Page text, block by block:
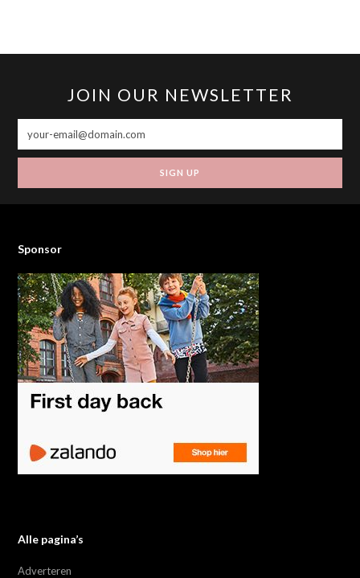
JOIN OUR NEWSLETTER
SIGN UP
Sponsor
Alle pagina’s
Adverteren